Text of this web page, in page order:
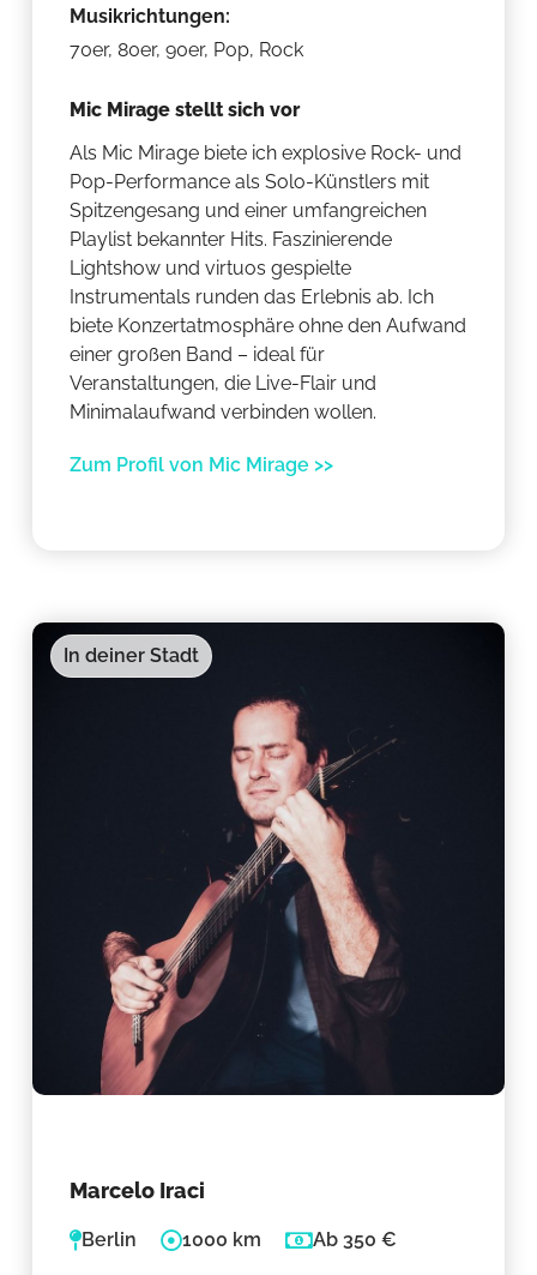
Musikrichtungen:
70er, 80er, 90er, Pop, Rock
Mic Mirage stellt sich vor
Als Mic Mirage biete ich explosive Rock- und
Pop-Performance als Solo-Künstlers mit
Spitzengesang und einer umfangreichen
Playlist bekannter Hits. Faszinierende
Lightshow und virtuos gespielte
Instrumentals runden das Erlebnis ab. Ich
biete Konzertatmosphäre ohne den Aufwand
einer großen Band – ideal für
Veranstaltungen, die Live-Flair und
Minimalaufwand verbinden wollen.
Zum Profil von Mic Mirage >>
In deiner Stadt
Marcelo Iraci
Berlin 1000 km Ab 350 €